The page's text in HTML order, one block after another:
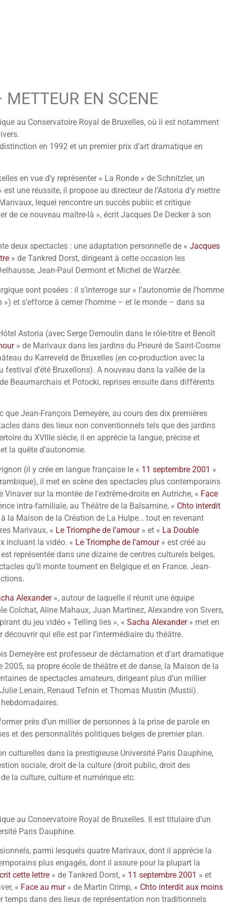
EN SCENE
au Conservatoire Royal de Bruxelles, où il est notamment
en 1992 et un premier prix d’art dramatique en
en vue d’y représenter « La Ronde » de Schnitzler, un
est une réussite, il propose au directeur de l’Astoria d’y mettre
lequel rencontre un succès public et critique
de ce nouveau maître-là », écrit Jacques De Decker à son
deux spectacles : une adaptation personnelle de « Jacques
» de Tankred Dorst, dirigeant à cette occasion les
Jean-Paul Dermont et Michel de Warzée.
sont posées : il s’interroge sur « l’autonomie de l’homme
et s’efforce à cerner l’homme – et le monde – dans sa
Astoria (avec Serge Demoulin dans le rôle-titre et Benoît
» de Marivaux dans les jardins du Prieuré de Saint-Cosme
du Karreveld de Bruxelles (en co-production avec la
d’été Bruxellons). A nouveau dans la vallée de la
Beaumarchais et Potocki, reprises ensuite dans différents
que Jean-François Demeyère, au cours des dix premières
dans des lieux non conventionnels tels que des jardins
du XVIIIe siècle, il en apprécie la langue, précise et
la quête d’autonomie.
(il y crée en langue française le « 11 septembre 2001 »
il met en scène des spectacles plus contemporains
Vinaver sur la montée de l’extrême-droite en Autriche, « Face
intra-familiale, au Théâtre de la Balsamine, « Chto interdit
la Maison de la Création de La Hulpe… tout en revenant
Marivaux, « Le Triomphe de l’amour» et « La Double
incluant la vidéo. « Le Triomphe de l’amour» est créé au
représentée dans une dizaine de centres culturels belges,
qu’il monte tournent en Belgique et en France. Jean-
Alexander», autour de laquelle il réunit une équipe
Colchat, Aline Mahaux, Juan Martinez, Alexandre von Sivers,
du jeu vidéo « Telling lies », « Sacha Alexander» met en
qui elle est par l’intermédiaire du théâtre.
Demeyère est professeur de déclamation et d’art dramatique
sa propre école de théâtre et de danse, la Maison de la
de spectacles amateurs, dirigeant plus d’un millier
Lenain, Renaud Tefnin et Thomas Mustin (Mustii).
près d’un millier de personnes à la prise de parole en
et des personnalités politiques belges de premier plan.
culturelles dans la prestigieuse Université Paris Dauphine,
sociale, droit de la culture (droit public, droit des
la culture, culture et numérique etc.
au Conservatoire Royal de Bruxelles. Il est titulaire d’un
Paris Dauphine.
parmi lesquels quatre Marivaux, dont il apprécie la
plus engagés, dont il assure pour la plupart la
cette lettre » de Tankred Dorst, « 11 septembre 2001 » et
« Face au mur» de Martin Crimp, « Chto interdit aux moins
dans des lieux de représentation non traditionnels